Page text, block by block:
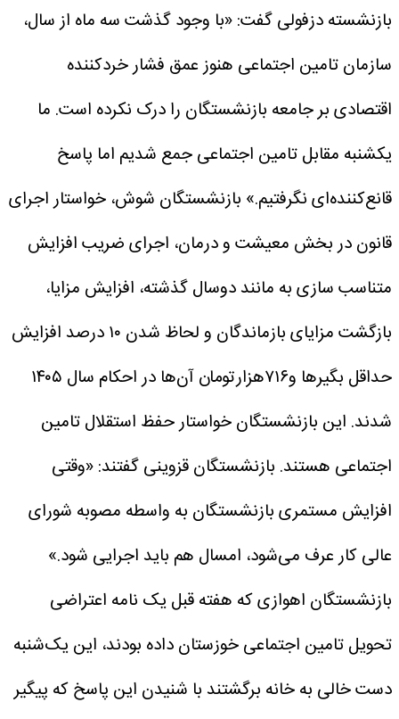
بازنشسته دزفولی گفت: «با وجود گذشت سه ماه از سال،
سازمان تامین اجتماعی هنوز عمق فشار خردکننده
اقتصادی بر جامعه بازنشستگان را درک نکرده است. ما
یکشنبه مقابل تامین اجتماعی جمع شدیم اما پاسخ
قانع‌کننده‌ای نگرفتیم.» بازنشستگان شوش، خواستار اجرای
قانون در بخش معیشت و درمان، اجرای ضریب افزایش
متناسب سازی به مانند دوسال گذشته، افزایش مزایا،
بازگشت مزایای بازماندگان و لحاظ شدن ۱۰ درصد افزایش
حداقل بگیرها و۷۱۶هزارتومان آن‌ها در احکام سال ۱۴۰۵
شدند. این بازنشستگان خواستار حفظ استقلال تامین
اجتماعی هستند. بازنشستگان قزوینی گفتند: «وقتی
افزایش مستمری بازنشستگان به واسطه مصوبه شورای
عالی کار عرف می‌شود، امسال هم باید اجرایی شود.»
بازنشستگان اهوازی که هفته قبل یک نامه اعتراضی
تحویل تامین اجتماعی خوزستان داده بودند، این یک‌شنبه
دست خالی به خانه برگشتند با شنیدن این پاسخ که پیگیر